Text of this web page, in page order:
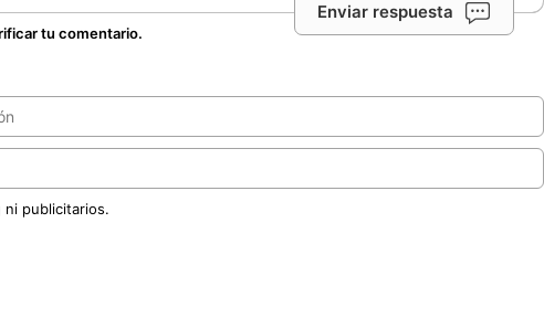
Enviar respuesta
tu comentario.
publicitarios.